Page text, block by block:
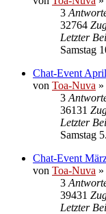
3
32764
Letzter
Samstag
Chat-Event
von Toa-Nuva »
3
36131
Letzter
Samstag
Chat-Event
von Toa-Nuva »
3
39431
Letzter